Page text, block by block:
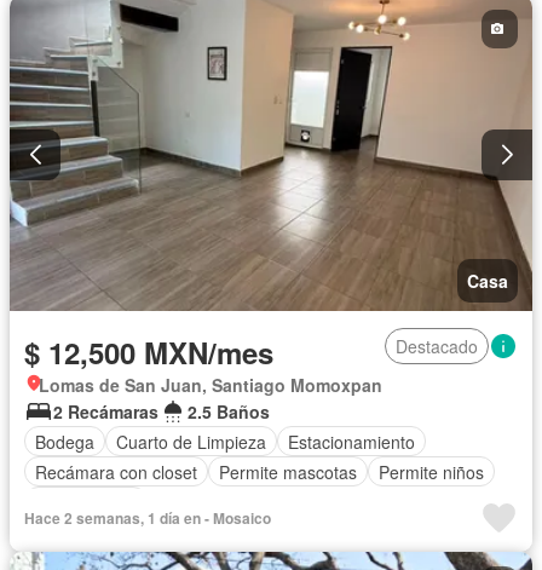
Casa
$ 12,500 MXN/mes
Destacado
Lomas de San Juan, Santiago Momoxpan
2 Recámaras
2.5 Baños
Bodega
Cuarto de Limpieza
Estacionamiento
Recámara con closet
Permite mascotas
Permite niños
Hace 2 semanas, 1 día en - Mosaico